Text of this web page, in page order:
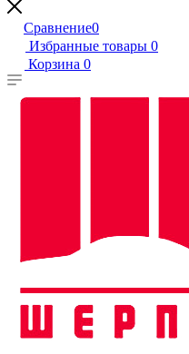
Сравнение0
Избранные товары 0
Корзина 0